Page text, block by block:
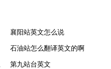
襄阳站英文怎么说
石油站怎么翻译英文的啊
第九站台英文